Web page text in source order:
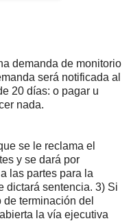
demanda de monitorio
será notificada al
20 días: o pagar u
nada.
se le reclama el
y se dará por
las partes para la
dictará sentencia. 3) Si
terminación del
la vía ejecutiva